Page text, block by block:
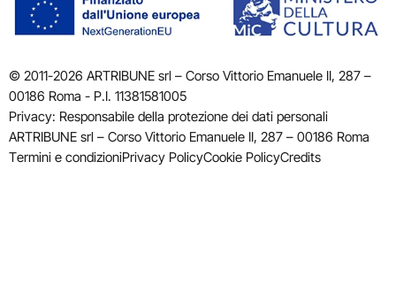
© 2011-2026 ARTRIBUNE srl – Corso Vittorio Emanuele II, 287 –
00186 Roma - P.I. 11381581005
Privacy: Responsabile della protezione dei dati personali
ARTRIBUNE srl – Corso Vittorio Emanuele II, 287 – 00186 Roma
Termini e condizioniPrivacy PolicyCookie PolicyCredits